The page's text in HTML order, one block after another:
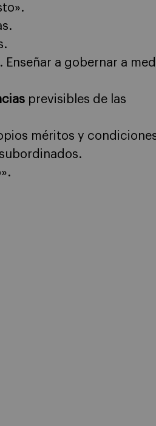
a gobernar a
previsibles de las
méritos y